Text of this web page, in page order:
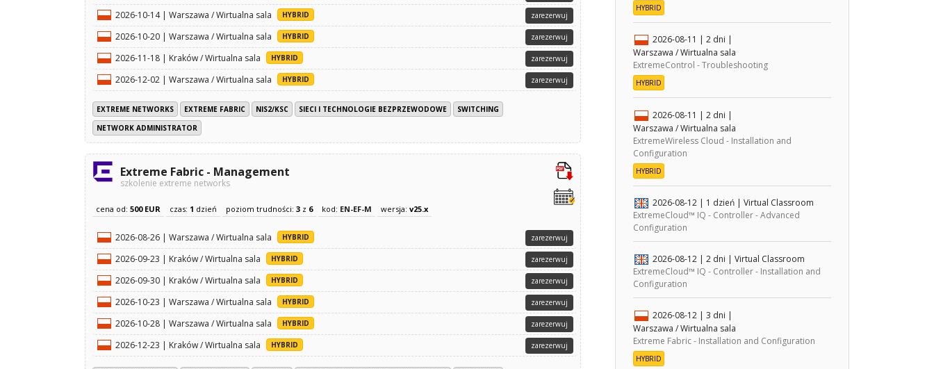
2026-10-14 | Warszawa / Wirtualna sala HYBRID zarezerwuj
2026-10-20 | Warszawa / Wirtualna sala HYBRID zarezerwuj
2026-11-18 | Kraków / Wirtualna sala HYBRID zarezerwuj
2026-12-02 | Warszawa / Wirtualna sala HYBRID zarezerwuj
EXTREME NETWORKS EXTREME FABRIC NIS2/KSC SIECI I TECHNOLOGIE BEZPRZEWODOWE
SWITCHING
NETWORK ADMINISTRATOR
Extreme Fabric - Management
szkolenie extreme networks
cena od: 500 EUR czas: 1 dzień poziom trudności: 3 z 6 kod: EN-EF-M wersja: v25.x
2026-08-26 | Warszawa / Wirtualna sala HYBRID zarezerwuj
2026-09-23 | Kraków / Wirtualna sala HYBRID zarezerwuj
2026-09-30 | Kraków / Wirtualna sala HYBRID zarezerwuj
2026-10-23 | Warszawa / Wirtualna sala HYBRID zarezerwuj
2026-10-28 | Warszawa / Wirtualna sala HYBRID zarezerwuj
2026-12-23 | Kraków / Wirtualna sala HYBRID zarezerwuj
HYBRID
2026-08-11 | 2 dni |
Warszawa / Wirtualna sala
ExtremeControl - Troubleshooting
HYBRID
2026-08-11 | 2 dni |
Warszawa / Wirtualna sala
ExtremeWireless Cloud - Installation and
Configuration
HYBRID
2026-08-12 | 1 dzień | Virtual Classroom
ExtremeCloud™ IQ - Controller - Advanced
Configuration
2026-08-12 | 2 dni | Virtual Classroom
ExtremeCloud™ IQ - Controller - Installation and
Configuration
2026-08-12 | 3 dni |
Warszawa / Wirtualna sala
Extreme Fabric - Installation and Configuration
HYBRID